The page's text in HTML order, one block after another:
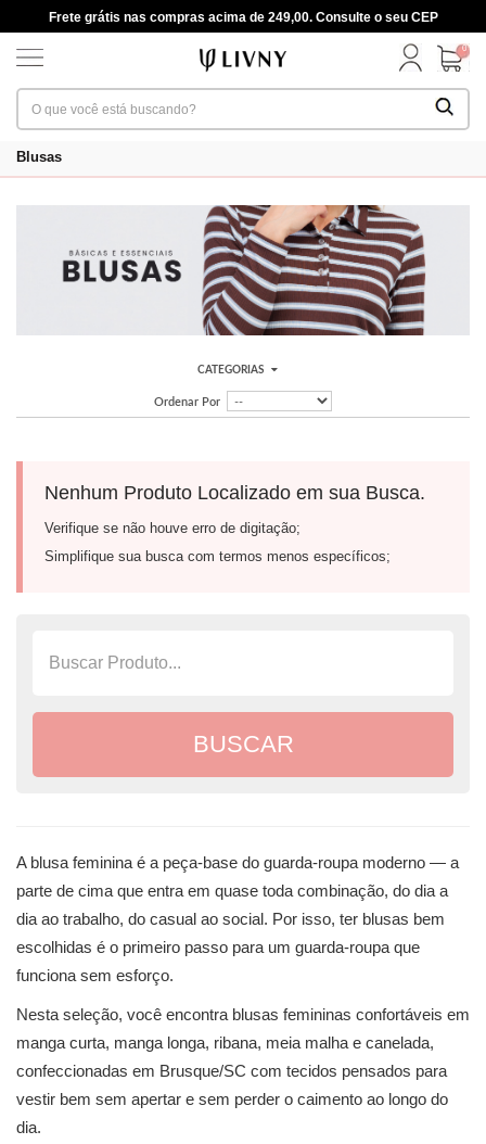
Frete grátis nas compras acima de 249,00. Consulte o seu CEP
0
Blusas
CATEGORIAS
Ordenar Por
Nenhum Produto Localizado em sua Busca.
Verifique se não houve erro de digitação;
Simplifique sua busca com termos menos específicos;
A blusa feminina é a peça-base do guarda-roupa moderno — a
parte de cima que entra em quase toda combinação, do dia a
dia ao trabalho, do casual ao social. Por isso, ter blusas bem
escolhidas é o primeiro passo para um guarda-roupa que
funciona sem esforço.
Nesta seleção, você encontra blusas femininas confortáveis em
manga curta, manga longa, ribana, meia malha e canelada,
confeccionadas em Brusque/SC com tecidos pensados para
vestir bem sem apertar e sem perder o caimento ao longo do
dia.